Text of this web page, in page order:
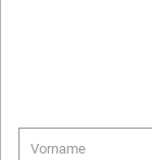
Vorname